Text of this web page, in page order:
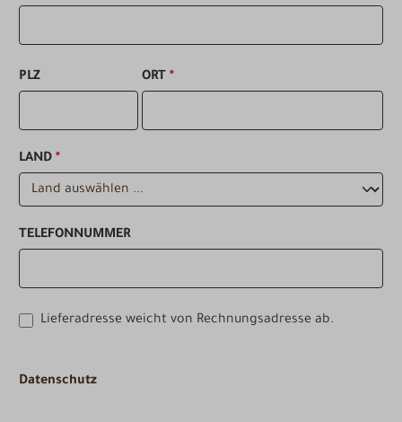
PLZ ORT *
LAND *
TELEFONNUMMER
Lieferadresse weicht von Rechnungsadresse ab.
Datenschutz